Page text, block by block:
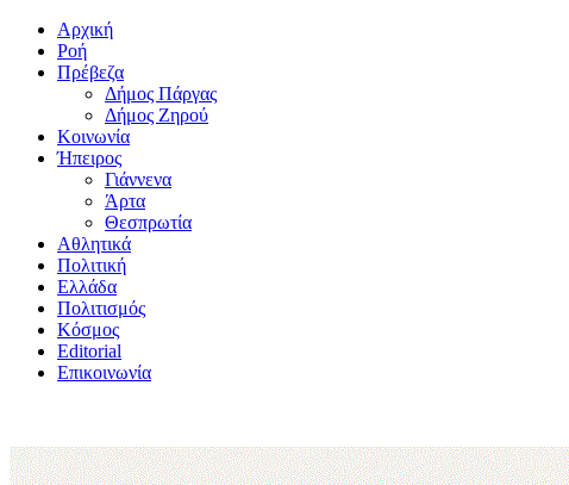
Αρχική
Ροή
Πρέβεζα
Δήμος Πάργας
Δήμος Ζηρού
Κοινωνία
Ήπειρος
Γιάννενα
Άρτα
Θεσπρωτία
Αθλητικά
Πολιτική
Ελλάδα
Πολιτισμός
Κόσμος
Editorial
Επικοινωνία